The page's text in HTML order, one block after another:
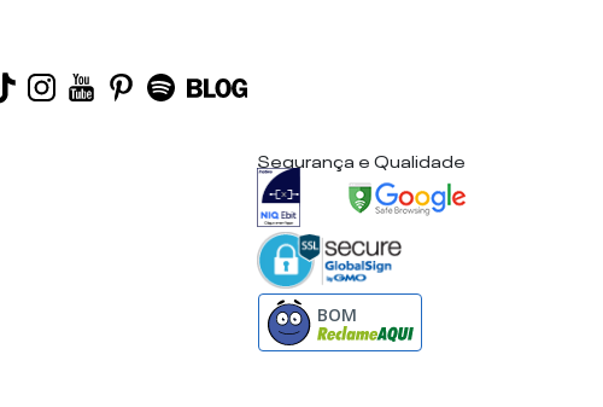
Segurança e Qualidade
BOM